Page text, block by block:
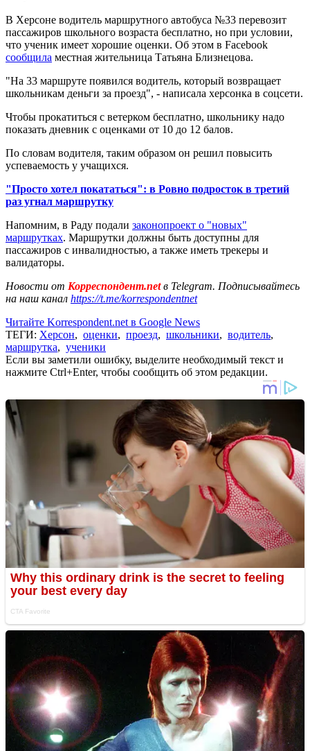
В Херсоне водитель маршрутного автобуса №33 перевозит
пассажиров школьного возраста бесплатно, но при условии,
что ученик имеет хорошие оценки. Об этом в Facebook
сообщила местная жительница Татьяна Близнецова.
"На 33 маршруте появился водитель, который возвращает
школьникам деньги за проезд", - написала херсонка в соцсети.
Чтобы прокатиться с ветерком бесплатно, школьнику надо
показать дневник с оценками от 10 до 12 балов.
По словам водителя, таким образом он решил повысить
успеваемость у учащихся.
"Просто хотел покататься": в Ровно подросток в третий
раз угнал маршрутку
Напомним, в Раду подали законопроект о "новых"
маршрутках. Маршрутки должны быть доступны для
пассажиров с инвалидностью, а также иметь трекеры и
валидаторы.
Новости от Корреспондент.netв Telegram. Подписывайтесь
на наш канал https://t.me/korrespondentnet
Читайте Korrespondent.net в Google News
ТЕГИ: Херсон, оценки, проезд, школьники, водитель,
маршрутка, ученики
Если вы заметили ошибку, выделите необходимый текст и
нажмите Ctrl+Enter, чтобы сообщить об этом редакции.